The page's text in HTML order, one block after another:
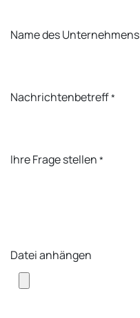
Name des Unternehmens
Nachrichtenbetreff*
Ihre Frage stellen *
Datei anhängen